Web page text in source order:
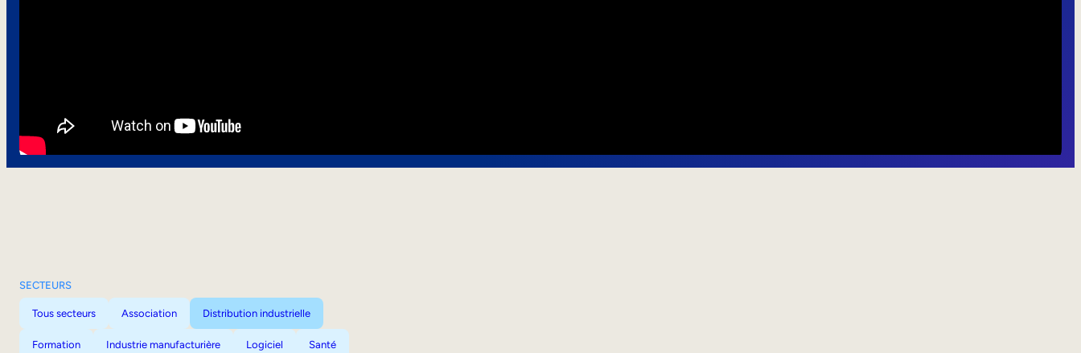
SECTEURS
Tous secteurs Association Distribution industrielle
Formation Industrie manufacturière Logiciel Santé